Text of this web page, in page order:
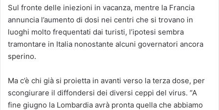
Sul fronte delle iniezioni in vacanza, mentre la Francia
annuncia l’aumento di dosi nei centri che si trovano in
luoghi molto frequentati dai turisti, l’ipotesi sembra
tramontare in Italia nonostante alcuni governatori ancora
sperino.
Ma c’è chi già si proietta in avanti verso la terza dose, per
scongiurare il diffondersi dei diversi ceppi del virus. “A
fine giugno la Lombardia avrà pronta quella che abbiamo